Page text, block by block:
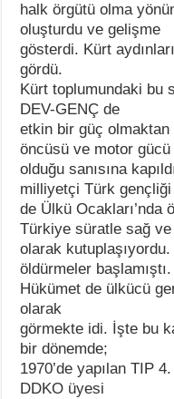
halk örgütü olma
oluşturdu ve gelişme
gösterdi. Kürt
gördü.
Kürt toplumundaki bu
DEV-GENÇ de
etkin bir güç olmaktan
öncüsü ve motor gücü
olduğu sanısına
milliyetçi Türk gençliği
de Ülkü Ocakları’nda
Türkiye süratle sağ ve
olarak
öldürmeler başlamıştı.
Hükümet de ülkücü
olarak
görmekte idi. İşte bu
bir dönemde;
1970’de yapılan TIP
DDKO üyesi